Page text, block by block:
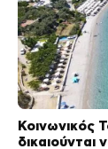
Κοινωνικός
δικαιούνται